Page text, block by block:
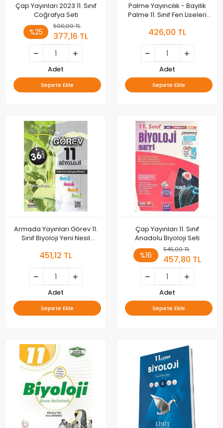
Çap Yayınları 2023 11. Sınıf
Coğrafya Seti
%25
500,00 TL
377,16 TL
Adet
Sepete Ekle
Palme Yayıncılık - Bayilik
Palme 11. Sınıf Fen Liseleri
426,00 TL
Adet
Sepete Ekle
Armada Yayınları Görev 11.
Sınıf Biyoloji Yeni Nesil
451,12 TL
Adet
Sepete Ekle
Çap Yayınları 11. Sınıf
Anadolu Biyoloji Seti
%16
545,00 TL
457,80 TL
Adet
Sepete Ekle